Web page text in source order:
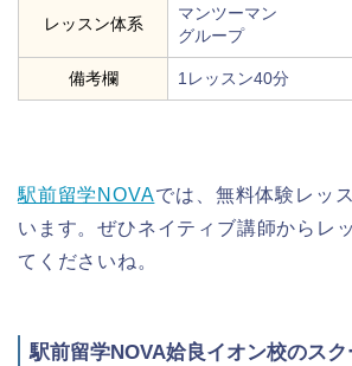
レッスン体系
マンツーマン
グループ
備考欄 1レッスン40分
駅前留学NOVAでは、無料体験レッ
います。ぜひネイティブ講師からレ
てくださいね。
駅前留学NOVA姶良イオン校のスク